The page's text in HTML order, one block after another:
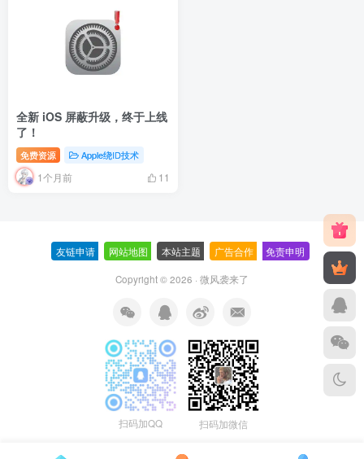
全新 iOS 屏蔽升级，终于上线
了！
免费资源 Apple绕ID技术
1个月前 11
友链申请 网站地图 本站主题 广告合作 免责申明
Copyright © 2026 · 微风袭来了
扫码加QQ 扫码加微信